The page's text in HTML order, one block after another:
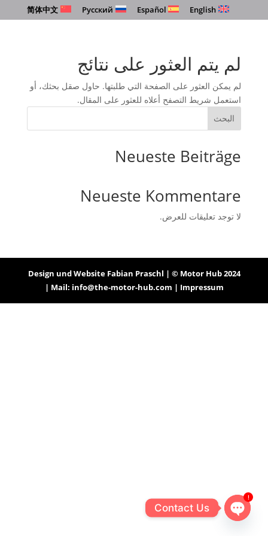
English
Español
Русский
简体中文
لم يتم العثور على نتائج
لم يمكن العثور على الصفحة التي طلبتها. حاول صقل بحثك، أو
استعمل شريط التصفح أعلاه للعثور على المقال.
البحث
Neueste Beiträge
Neueste Kommentare
لا توجد تعليقات للعرض.
Design und Website Fabian Praschl | © Motor Hub 2024
| Mail: info@the-motor-hub.com | Impressum
Contact Us
!